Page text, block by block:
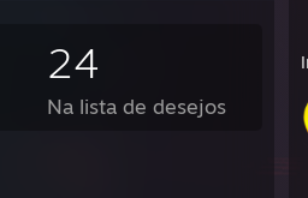
24
Na lista de desejos